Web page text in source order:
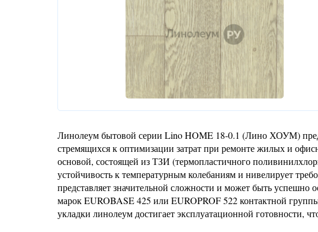
Линолеум бытовой серии Lino HOME 18-0.1 (Лино ХОУМ)
стремящихся к оптимизации затрат при ремонте жилых и
основой, состоящей из ТЗИ (термопластичного
устойчивость к температурным колебаниям и нивелирует
представляет значительной сложности и может быть успешно
марок EUROBASE 425 или EUROPROF 522 контактной
укладки линолеум достигает эксплуатационной готовности,